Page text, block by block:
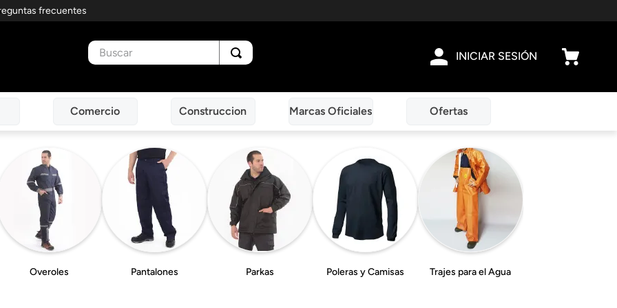
frecuentes
Buscar
INICIAR SESIÓN
Comercio Construccion Marcas Oficiales Ofertas
Overoles Pantalones Parkas Poleras y Camisas Trajes para el Agua